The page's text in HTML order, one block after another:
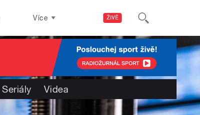
ŽIVĚ
Více
Seriály Videa